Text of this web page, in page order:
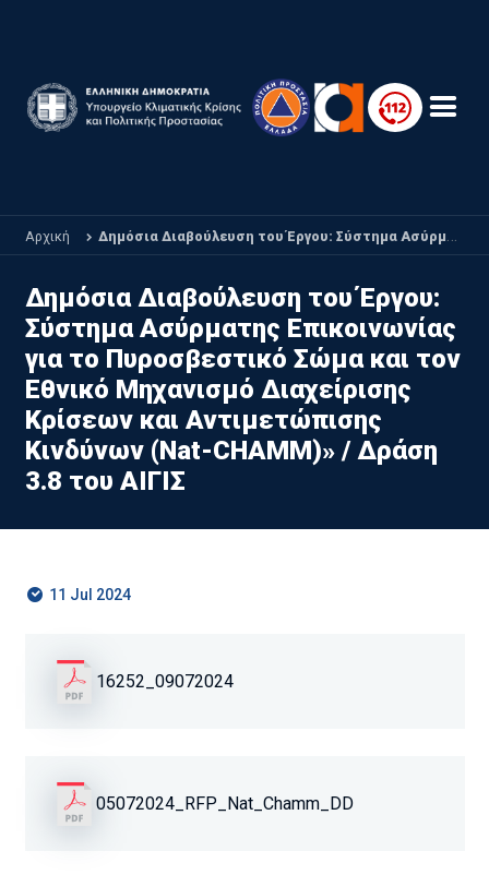
Αρχική Δημόσια Διαβούλευση του Έργου: Σύστημα Ασύρματης Επικοινωνίας για το Πυροσβεστικό Σώμα και τον Εθνικό Μηχανισμό Διαχείρισης Κρίσεων και Αντιμετώπισης Κινδύνων (Nat-CHAMM)» / Δράση 3.8 του ΑΙΓΙΣ
Δημόσια Διαβούλευση του Έργου:
Σύστημα Ασύρματης Επικοινωνίας
για το Πυροσβεστικό Σώμα και τον
Εθνικό Μηχανισμό Διαχείρισης
Κρίσεων και Αντιμετώπισης
Κινδύνων (Nat-CHAMM)» / Δράση
3.8 του ΑΙΓΙΣ
11 Jul 2024
16252_09072024
05072024_RFP_Nat_Chamm_DD